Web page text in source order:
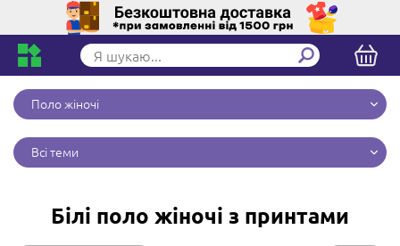
Поло жіночі
Всі теми
Білі поло жіночі з принтами